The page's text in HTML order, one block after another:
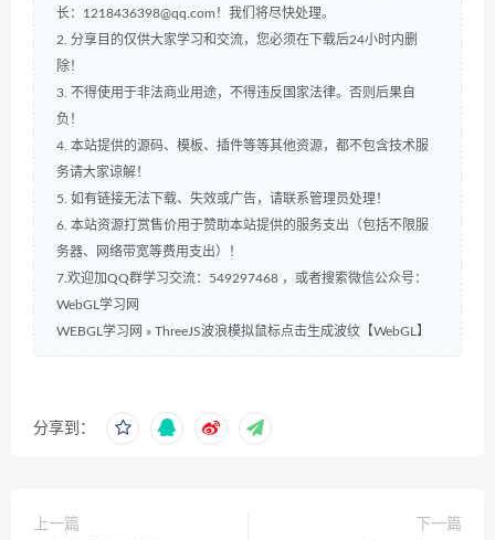
长：1218436398@qq.com！我们将尽快处理。
2. 分享目的仅供大家学习和交流，您必须在下载后24小时内删
除！
3. 不得使用于非法商业用途，不得违反国家法律。否则后果自
负！
4. 本站提供的源码、模板、插件等等其他资源，都不包含技术服
务请大家谅解！
5. 如有链接无法下载、失效或广告，请联系管理员处理！
6. 本站资源打赏售价用于赞助本站提供的服务支出（包括不限服
务器、网络带宽等费用支出）！
7.欢迎加QQ群学习交流：549297468 ，或者搜索微信公众号：
WebGL学习网
WEBGL学习网 » ThreeJS波浪模拟鼠标点击生成波纹【WebGL】
分享到：
上一篇
下一篇